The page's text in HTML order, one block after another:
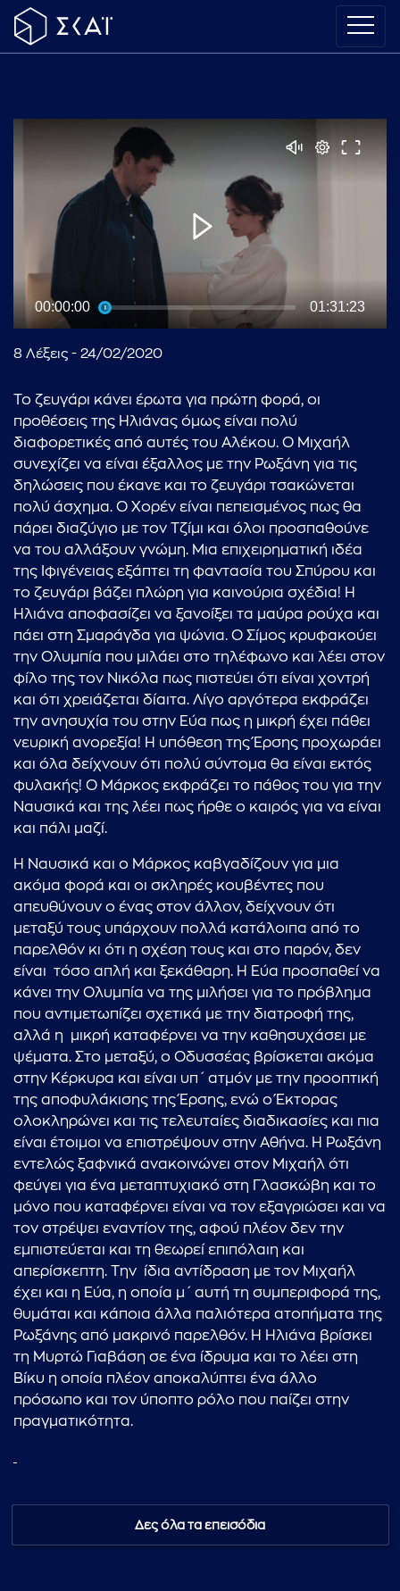
...πληκτρολογήστε κείμενο προς αναζήτηση
00:00:00 01:31:23
8 Λέξεις - 24/02/2020
Το ζευγάρι κάνει έρωτα για πρώτη φορά, οι
προθέσεις της Ηλιάνας όμως είναι πολύ
διαφορετικές από αυτές του Αλέκου. Ο Μιχαήλ
συνεχίζει να είναι έξαλλος με την Ρωξάνη για τις
δηλώσεις που έκανε και το ζευγάρι τσακώνεται
πολύ άσχημα. Ο Χορέν είναι πεπεισμένος πως θα
πάρει διαζύγιο με τον Τζίμι και όλοι προσπαθούνε
να του αλλάξουν γνώμη. Μια επιχειρηματική ιδέα
της Ιφιγένειας εξάπτει τη φαντασία του Σπύρου και
το ζευγάρι βάζει πλώρη για καινούρια σχέδια! Η
Ηλιάνα αποφασίζει να ξανοίξει τα μαύρα ρούχα και
πάει στη Σμαράγδα για ψώνια. Ο Σίμος κρυφακούει
την Ολυμπία που μιλάει στο τηλέφωνο και λέει στον
φίλο της τον Νικόλα πως πιστεύει ότι είναι χοντρή
και ότι χρειάζεται δίαιτα. Λίγο αργότερα εκφράζει
την ανησυχία του στην Εύα πως η μικρή έχει πάθει
νευρική ανορεξία! Η υπόθεση της Έρσης προχωράει
και όλα δείχνουν ότι πολύ σύντομα θα είναι εκτός
φυλακής! Ο Μάρκος εκφράζει το πάθος του για την
Ναυσικά και της λέει πως ήρθε ο καιρός για να είναι
και πάλι μαζί.
Η Ναυσικά και ο Μάρκος καβγαδίζουν για μια
ακόμα φορά και οι σκληρές κουβέντες που
απευθύνουν ο ένας στον άλλον, δείχνουν ότι
μεταξύ τους υπάρχουν πολλά κατάλοιπα από το
παρελθόν κι ότι η σχέση τους και στο παρόν, δεν
είναι τόσο απλή και ξεκάθαρη. Η Εύα προσπαθεί να
κάνει την Ολυμπία να της μιλήσει για το πρόβλημα
που αντιμετωπίζει σχετικά με την διατροφή της,
αλλά η μικρή καταφέρνει να την καθησυχάσει με
ψέματα. Στο μεταξύ, ο Οδυσσέας βρίσκεται ακόμα
στην Κέρκυρα και είναι υπ΄ ατμόν με την προοπτική
της αποφυλάκισης της Έρσης, ενώ ο Έκτορας
ολοκληρώνει και τις τελευταίες διαδικασίες και πια
είναι έτοιμοι να επιστρέψουν στην Αθήνα. Η Ρωξάνη
εντελώς ξαφνικά ανακοινώνει στον Μιχαήλ ότι
φεύγει για ένα μεταπτυχιακό στη Γλασκώβη και το
μόνο που καταφέρνει είναι να τον εξαγριώσει και να
τον στρέψει εναντίον της, αφού πλέον δεν την
εμπιστεύεται και τη θεωρεί επιπόλαιη και
απερίσκεπτη. Την ίδια αντίδραση με τον Μιχαήλ
έχει και η Εύα, η οποία μ΄ αυτή τη συμπεριφορά της,
θυμάται και κάποια άλλα παλιότερα ατοπήματα της
Ρωξάνης από μακρινό παρελθόν. Η Ηλιάνα βρίσκει
τη Μυρτώ Γιαβάση σε ένα ίδρυμα και το λέει στη
Βίκυ η οποία πλέον αποκαλύπτει ένα άλλο
πρόσωπο και τον ύποπτο ρόλο που παίζει στην
πραγματικότητα.
Δες όλα τα επεισόδια